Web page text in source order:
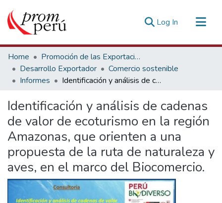
Log In (current)
Communities & Collections
All of DSpace
Statistics
Estadísticas Externas
Home
Promoción de las Exportaciones
Desarrollo Exportador
Comercio sostenible
Informes
Identificación y análisis de cadenas de valor de ecoturismo en la región Amazonas, que orienten a una propuesta de la ruta de naturaleza y aves, en el marco del Biocomercio.
Identificación y análisis de cadenas
de valor de ecoturismo en la región
Amazonas, que orienten a una
propuesta de la ruta de naturaleza y
aves, en el marco del Biocomercio.